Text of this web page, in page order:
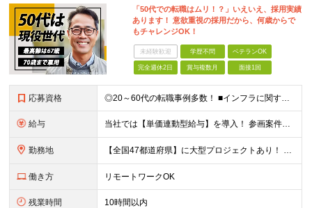
「50代での転職はムリ！？」いえいえ、採用実績
あります！ 意欲重視の採用だから、何歳からで
もチャレンジOK！
未経験歓迎 学歴不問 ベテランOK
完全週休2日 賞与複数月 面接1回
応募資格 ◎20～60代の転職事例多数！ ■インフラに関する何らかのご経験 ■学歴不問/転職回数は一切不問！
給与 当社では【単価連動型給与】を導入！ 参画案件の契約単価に連動して給与が決定。 還元率は単価の【70％～80％】と東証プライム上場グループとして高水準です！（社会保険料・教育コスト含む） ■関東：月給
勤務地 【全国47都道府県】に大型プロジェクトあり！ 主要勤務地： 北海道/宮城県/栃木県/埼玉県/千葉県/東京都/神奈川県/愛知県/大阪府/京都府/兵庫県/広島県/福岡県/熊本県 ※勤務エリアは、あなたの
働き方 リモートワークOK
残業時間 10時間以内